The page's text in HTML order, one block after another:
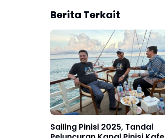
Berita Terkait
Sailing Pinisi 2025, Tandai